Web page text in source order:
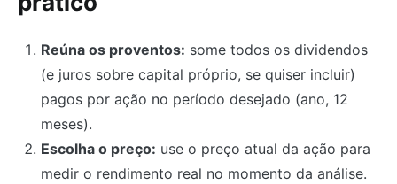
Reúna os proventos: some todos os dividendos
(e juros sobre capital próprio, se quiser incluir)
pagos por ação no período desejado (ano, 12
meses).
Escolha o preço: use o preço atual da ação para
medir o rendimento real no momento da análise.